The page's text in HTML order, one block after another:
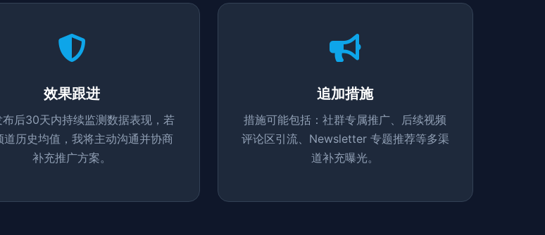
效果跟进
布后30天内持续监测数据表现，若
道历史均值，我将主动沟通并协商
补充推广方案。
追加措施
措施可能包括：社群专属推广、后续视频
评论区引流、Newsletter 专题推荐等多渠
道补充曝光。